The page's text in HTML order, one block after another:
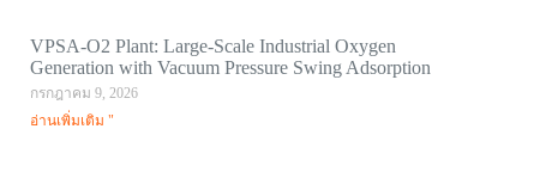
VPSA-O2 Plant: Large-Scale Industrial Oxygen
Generation with Vacuum Pressure Swing Adsorption
กรกฎาคม 9, 2026
อ่านเพิ่มเติม "